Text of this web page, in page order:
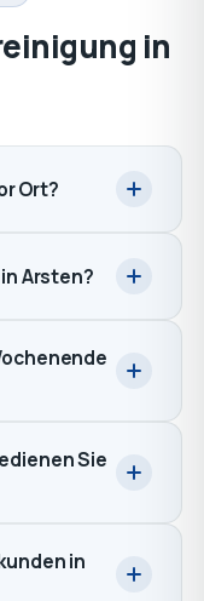
in
Ort?
Arsten?
Sie
in